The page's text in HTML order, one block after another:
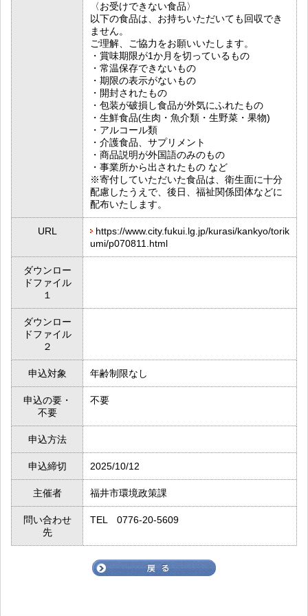
〈お受けできない食品〉
以下の食品は、お持ちいただいても回収でき
ません。
ご理解、ご協力をお願いいたします。
・賞味期限が1か月を切っているもの
・常温保存できないもの
・期限の表示がないもの
・開封されたもの
・包装が破損し食品が外気にふれたもの
・生鮮食品(生肉・魚介類・生野菜・果物)
・アルコール類
・介護食品、サプリメント
・商品説明が外国語のみのもの
・事業所から出されたもの など
※寄付していただいた食品は、衛生面に十分
配慮したうえで、後日、福祉関係団体などに
配布いたします。
URL
https://www.city.fukui.lg.jp/kurasi/kankyo/torik
umi/p070811.html
ダウンロー
ドファイル
１
ダウンロー
ドファイル
２
申込対象 年齢制限なし
申込の要・
不要
不要
申込方法
申込締切 2025/10/12
主催者 福井市環境政策課
問い合わせ
先
TEL 0776-20-5609